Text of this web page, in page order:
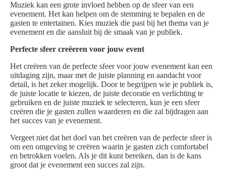
Muziek kan een grote invloed hebben op de sfeer van een
evenement. Het kan helpen om de stemming te bepalen en de
gasten te entertainen. Kies muziek die past bij het thema van je
evenement en die aansluit bij de smaak van je publiek.
Perfecte sfeer creëeren voor jouw event
Het creëren van de perfecte sfeer voor jouw evenement kan een
uitdaging zijn, maar met de juiste planning en aandacht voor
detail, is het zeker mogelijk. Door te begrijpen wie je publiek is,
de juiste locatie te kiezen, de juiste decoratie en verlichting te
gebruiken en de juiste muziek te selecteren, kun je een sfeer
creëren die je gasten zullen waarderen en die zal bijdragen aan
het succes van je evenement.
Vergeet niet dat het doel van het creëren van de perfecte sfeer is
om een omgeving te creëren waarin je gasten zich comfortabel
en betrokken voelen. Als je dit kunt bereiken, dan is de kans
groot dat je evenement een succes zal zijn.